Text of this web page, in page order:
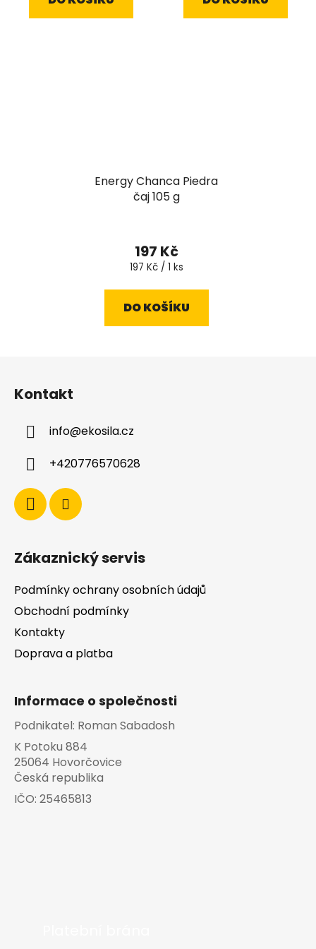
Energy Chanca Piedra
čaj 105 g
197 Kč
Měrná
197 Kč / 1 ks
DO KOŠÍKU
Kontakt
info@ekosila.cz
+420776570628
Zákaznický servis
Podmínky ochrany osobních údajů
Obchodní podmínky
Kontakty
Doprava a platba
Informace o společnosti
Podnikatel: Roman Sabadosh
K Potoku 884
25064 Hovorčovice
Česká republika
IČO: 25465813